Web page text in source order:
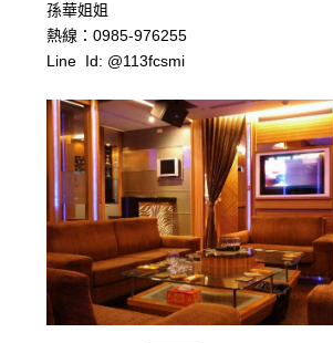
孫華姐姐
熱線：0985-976255
Line Id: @113fcsmi